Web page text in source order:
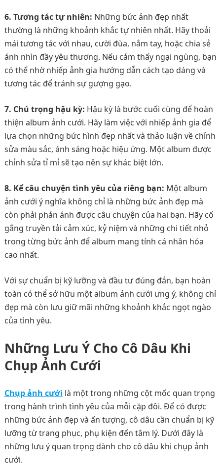
6. Tương tác tự nhiên: Những bức ảnh đẹp nhất
thường là những khoảnh khắc tự nhiên nhất. Hãy thoải
mái tương tác với nhau, cười đùa, nắm tay, hoặc chia sẻ
ánh nhìn đầy yêu thương. Nếu cảm thấy ngại ngùng, bạn
có thể nhờ nhiếp ảnh gia hướng dẫn cách tạo dáng và
tương tác để tránh sự gượng gạo.
7. Chú trọng hậu kỳ: Hậu kỳ là bước cuối cùng để hoàn
thiện album ảnh cưới. Hãy làm việc với nhiếp ảnh gia để
lựa chọn những bức hình đẹp nhất và thảo luận về chỉnh
sửa màu sắc, ánh sáng hoặc hiệu ứng. Một album được
chỉnh sửa tỉ mỉ sẽ tạo nên sự khác biệt lớn.
8. Kể câu chuyện tình yêu của riêng bạn: Một album
ảnh cưới ý nghĩa không chỉ là những bức ảnh đẹp mà
còn phải phản ánh được câu chuyện của hai bạn. Hãy cố
gắng truyền tải cảm xúc, kỷ niệm và những chi tiết nhỏ
trong từng bức ảnh để album mang tính cá nhân hóa
cao nhất.
Với sự chuẩn bị kỹ lưỡng và đầu tư đúng đắn, bạn hoàn
toàn có thể sở hữu một album ảnh cưới ưng ý, không chỉ
đẹp mà còn lưu giữ mãi những khoảnh khắc ngọt ngào
của tình yêu.
Những Lưu Ý Cho Cô Dâu Khi
Chụp Ảnh Cưới
Chụp ảnh cưới là một trong những cột mốc quan trọng
trong hành trình tình yêu của mỗi cặp đôi. Để có được
những bức ảnh đẹp và ấn tượng, cô dâu cần chuẩn bị kỹ
lưỡng từ trang phục, phụ kiện đến tâm lý. Dưới đây là
những lưu ý quan trọng dành cho cô dâu khi chụp ảnh
cưới.